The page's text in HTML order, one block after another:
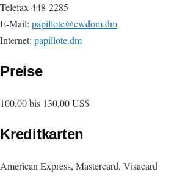
Telefax 448-2285
E-Mail: papillote@cwdom.dm
Internet: papillote.dm
Preise
100,00 bis 130,00 US$
Kreditkarten
American Express, Mastercard, Visacard